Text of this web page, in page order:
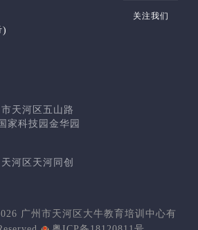
)
天河区五山路
家科技园金华园
河区天河同创
关注我们
广州市天河区大牛教育培训中心有